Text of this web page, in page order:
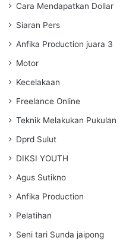
Cara Mendapatkan Dollar
Siaran Pers
Anfika Production juara 3
Motor
Kecelakaan
Freelance Online
Teknik Melakukan Pukulan
Dprd Sulut
DIKSI YOUTH
Agus Sutikno
Anfika Production
Pelatihan
Seni tari Sunda jaipong